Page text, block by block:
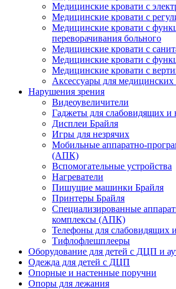
Медицинские кровати с
Медицинские кровати с
Медицинские кровати с
переворачивания больного
Медицинские кровати с
Медицинские кровати с
Медицинские кровати с
Аксессуары для медицинских
Нарушения зрения
Видеоувеличители
Гаджеты для слабовидящих и
Дисплеи Брайля
Игры для незрячих
Мобильные аппаратно-
(АПК)
Вспомогательные устройства
Нагреватели
Пишущие машинки Брайля
Принтеры Брайля
Специализированные
комплексы (АПК)
Телефоны для слабовидящих
Тифлофлешплееры
Оборудование для детей с ДЦП и
Одежда для детей с ДЦП
Опорные и настенные поручни
Опоры для лежания